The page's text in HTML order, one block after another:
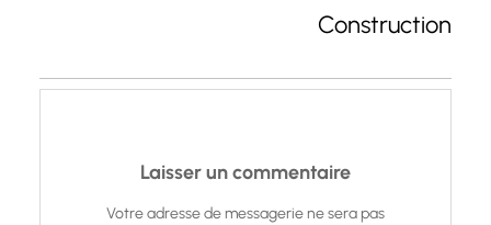
Construction
Laisser un commentaire
Votre adresse de messagerie ne sera pas